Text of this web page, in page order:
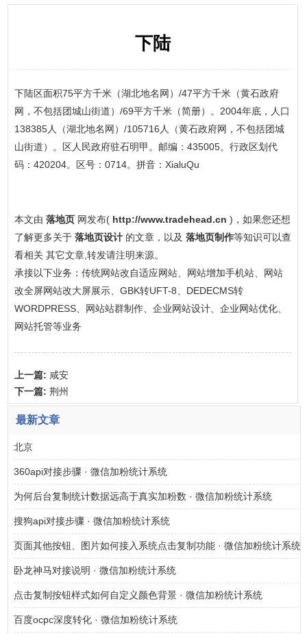
下陆
下陆区面积75平方千米（湖北地名网）/47平方千米（黄石政府
网，不包括团城山街道）/69平方千米（简册）。2004年底，人口
138385人（湖北地名网）/105716人（黄石政府网，不包括团城
山街道）。区人民政府驻石明甲。邮编：435005。行政区划代
码：420204。区号：0714。拼音：XialuQu
本文由 落地页 网发布( http://www.tradehead.cn )，如果您还想
了解更多关于 落地页设计 的文章，以及 落地页制作等知识可以查
看相关 其它文章,转发请注明来源。
承接以下业务：传统网站改自适应网站、网站增加手机站、网站
改全屏网站改大屏展示、GBK转UFT-8、DEDECMS转
WORDPRESS、网站站群制作、企业网站设计、企业网站优化、
网站托管等业务
上一篇: 咸安
下一篇: 荆州
最新文章
北京
360api对接步骤 · 微信加粉统计系统
为何后台复制统计数据远高于真实加粉数 · 微信加粉统计系统
搜狗api对接步骤 · 微信加粉统计系统
页面其他按钮、图片如何接入系统点击复制功能 · 微信加粉统计系统
卧龙神马对接说明 · 微信加粉统计系统
点击复制按钮样式如何自定义颜色背景 · 微信加粉统计系统
百度ocpc深度转化 · 微信加粉统计系统